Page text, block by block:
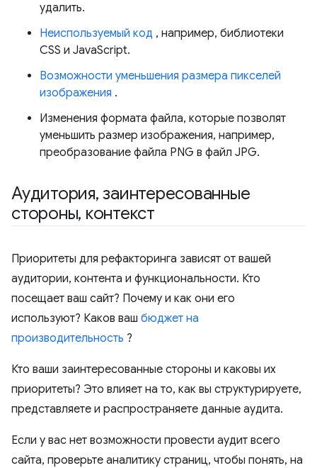
удалить.
Неиспользуемый код , например, библиотеки
CSS и JavaScript.
Возможности уменьшения размера пикселей
изображения .
Изменения формата файла, которые позволят
уменьшить размер изображения, например,
преобразование файла PNG в файл JPG.
Аудитория, заинтересованные
стороны, контекст
Приоритеты для рефакторинга зависят от вашей
аудитории, контента и функциональности. Кто
посещает ваш сайт? Почему и как они его
используют? Каков ваш бюджет на
производительность ?
Кто ваши заинтересованные стороны и каковы их
приоритеты? Это влияет на то, как вы структурируете,
представляете и распространяете данные аудита.
Если у вас нет возможности провести аудит всего
сайта, проверьте аналитику страниц, чтобы понять, на